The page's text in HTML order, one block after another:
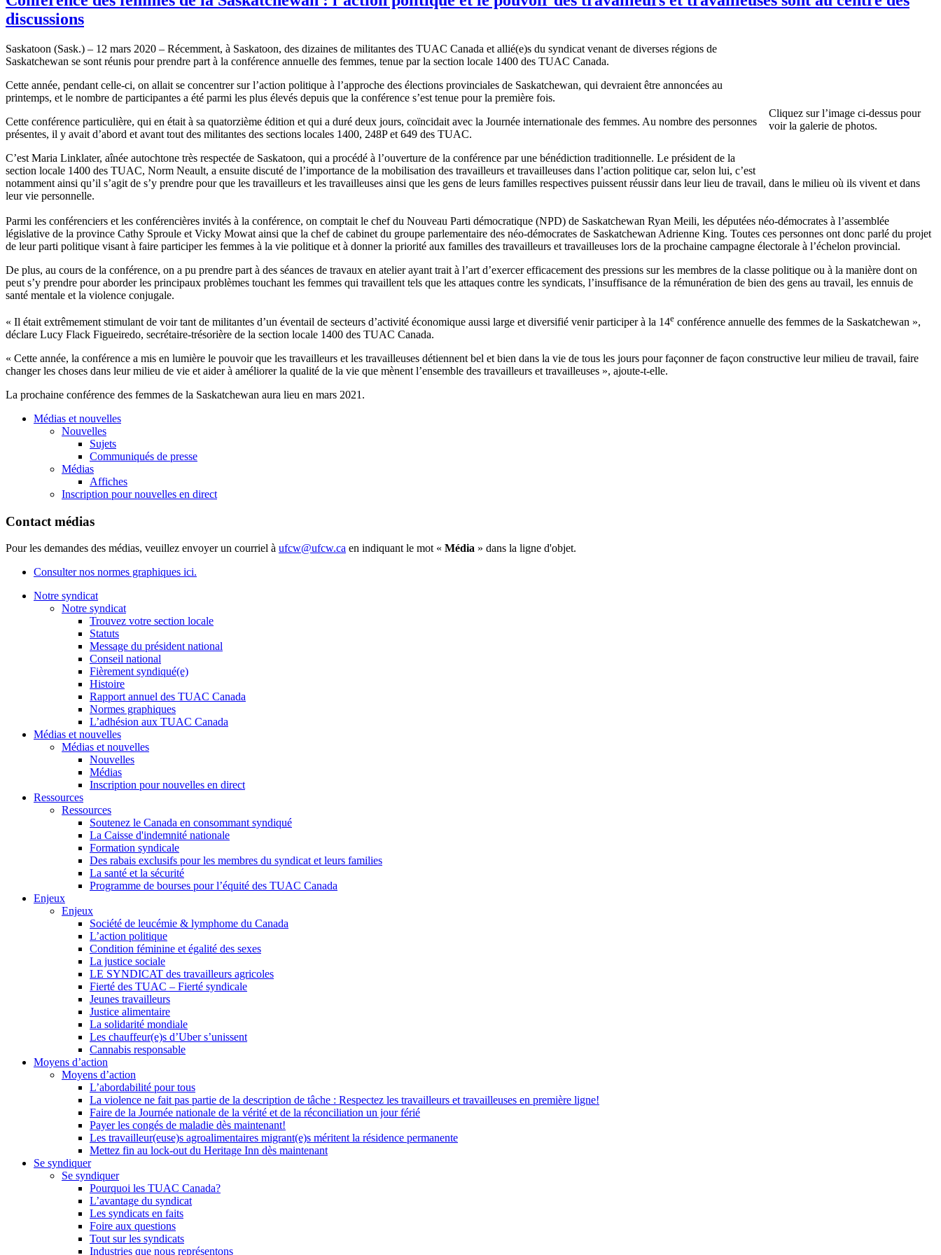
discussions
Cliquez sur l’image ci-dessus pour
voir la galerie de photos.
Saskatoon (Sask.) – 12 mars 2020 – Récemment, à Saskatoon, des dizaines de militantes des TUAC Canada et allié(e)s du syndicat venant de diverses régions de
Saskatchewan se sont réunis pour prendre part à la conférence annuelle des femmes, tenue par la section locale 1400 des TUAC Canada.
Cette année, pendant celle-ci, on allait se concentrer sur l’action politique à l’approche des élections provinciales de Saskatchewan, qui devraient être annoncées au
printemps, et le nombre de participantes a été parmi les plus élevés depuis que la conférence s’est tenue pour la première fois.
Cette conférence particulière, qui en était à sa quatorzième édition et qui a duré deux jours, coïncidait avec la Journée internationale des femmes. Au nombre des personnes
présentes, il y avait d’abord et avant tout des militantes des sections locales 1400, 248P et 649 des TUAC.
C’est Maria Linklater, aînée autochtone très respectée de Saskatoon, qui a procédé à l’ouverture de la conférence par une bénédiction traditionnelle. Le président de la
section locale 1400 des TUAC, Norm Neault, a ensuite discuté de l’importance de la mobilisation des travailleurs et travailleuses dans l’action politique car, selon lui, c’est
notamment ainsi qu’il s’agit de s’y prendre pour que les travailleurs et les travailleuses ainsi que les gens de leurs familles respectives puissent réussir dans leur lieu de travail, dans le milieu où ils vivent et dans
leur vie personnelle.
Parmi les conférenciers et les conférencières invités à la conférence, on comptait le chef du Nouveau Parti démocratique (NPD) de Saskatchewan Ryan Meili, les députées néo-démocrates à l’assemblée
législative de la province Cathy Sproule et Vicky Mowat ainsi que la chef de cabinet du groupe parlementaire des néo-démocrates de Saskatchewan Adrienne King. Toutes ces personnes ont donc parlé du projet
de leur parti politique visant à faire participer les femmes à la vie politique et à donner la priorité aux familles des travailleurs et travailleuses lors de la prochaine campagne électorale à l’échelon provincial.
De plus, au cours de la conférence, on a pu prendre part à des séances de travaux en atelier ayant trait à l’art d’exercer efficacement des pressions sur les membres de la classe politique ou à la manière dont on
peut s’y prendre pour aborder les principaux problèmes touchant les femmes qui travaillent tels que les attaques contre les syndicats, l’insuffisance de la rémunération de bien des gens au travail, les ennuis de
santé mentale et la violence conjugale.
« Il était extrêmement stimulant de voir tant de militantes d’un éventail de secteurs d’activité économique aussi large et diversifié venir participer à la 14e conférence annuelle des femmes de la Saskatchewan »,
déclare Lucy Flack Figueiredo, secrétaire-trésorière de la section locale 1400 des TUAC Canada.
« Cette année, la conférence a mis en lumière le pouvoir que les travailleurs et les travailleuses détiennent bel et bien dans la vie de tous les jours pour façonner de façon constructive leur milieu de travail, faire
changer les choses dans leur milieu de vie et aider à améliorer la qualité de la vie que mènent l’ensemble des travailleurs et travailleuses », ajoute-t-elle.
La prochaine conférence des femmes de la Saskatchewan aura lieu en mars 2021.
Médias et nouvelles
Nouvelles
Sujets
Communiqués de presse
Médias
Affiches
Inscription pour nouvelles en direct
Contact médias
Pour les demandes des médias, veuillez envoyer un courriel à ufcw@ufcw.ca en indiquant le mot « Média » dans la ligne d'objet.
Consulter nos normes graphiques ici.
Notre syndicat
Notre syndicat
Trouvez votre section locale
Statuts
Message du président national
Conseil national
Fièrement syndiqué(e)
Histoire
Rapport annuel des TUAC Canada
Normes graphiques
L’adhésion aux TUAC Canada
Médias et nouvelles
Médias et nouvelles
Nouvelles
Médias
Inscription pour nouvelles en direct
Ressources
Ressources
Soutenez le Canada en consommant syndiqué
La Caisse d'indemnité nationale
Formation syndicale
Des rabais exclusifs pour les membres du syndicat et leurs families
La santé et la sécurité
Programme de bourses pour l’équité des TUAC Canada
Enjeux
Enjeux
Société de leucémie & lymphome du Canada
L’action politique
Condition féminine et égalité des sexes
La justice sociale
LE SYNDICAT des travailleurs agricoles
Fierté des TUAC – Fierté syndicale
Jeunes travailleurs
Justice alimentaire
La solidarité mondiale
Les chauffeur(e)s d’Uber s’unissent
Cannabis responsable
Moyens d’action
Moyens d’action
L’abordabilité pour tous
La violence ne fait pas partie de la description de tâche : Respectez les travailleurs et travailleuses en première ligne!
Faire de la Journée nationale de la vérité et de la réconciliation un jour férié
Payer les congés de maladie dès maintenant!
Les travailleur(euse)s agroalimentaires migrant(e)s méritent la résidence permanente
Mettez fin au lock-out du Heritage Inn dès maintenant
Se syndiquer
Se syndiquer
Pourquoi les TUAC Canada?
L’avantage du syndicat
Les syndicats en faits
Foire aux questions
Tout sur les syndicats
Industries que nous représentons